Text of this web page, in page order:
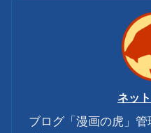
ネッ
ブログ「漫画の虎」